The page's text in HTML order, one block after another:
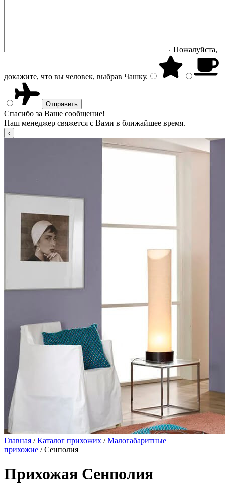
Пожалуйста,
докажите, что вы человек, выбрав Чашку.
Спасибо за Ваше сообщение!
Наш менеджер свяжется с Вами в ближайшее время.
Главная /Каталог прихожих /Малогабаритные
прихожие / Сенполия
Прихожая Сенполия